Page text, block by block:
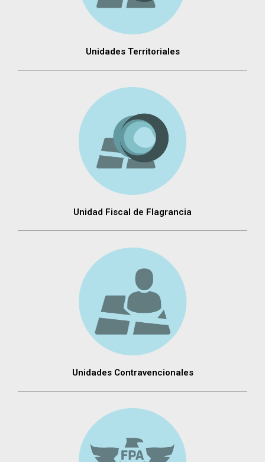
Unidades Territoriales
Unidad Fiscal de Flagrancia
Unidades Contravencionales